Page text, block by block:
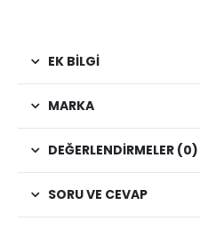
EK BILGI
MARKA
DEĞERLENDIRMELER (0)
SORU VE CEVAP